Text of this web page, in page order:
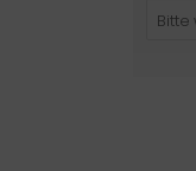
Bitte